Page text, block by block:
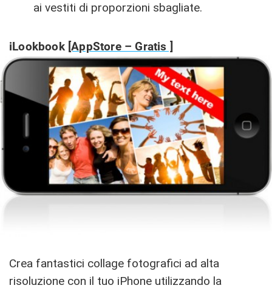
ai vestiti di proporzioni sbagliate.
iLookbook [AppStore – Gratis ]
Crea fantastici collage fotografici ad alta
risoluzione con il tuo iPhone utilizzando la